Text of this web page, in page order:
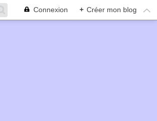
Connexion + Créer mon blog